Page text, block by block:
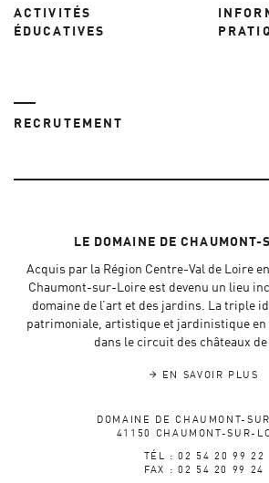
ACTIVITÉS
ÉDUCATIVES
RECRUTEMENT
LE DOMAINE DE CHAUMONT-
Acquis par la Région Centre-Val de Loire
Chaumont-sur-Loire est devenu un lieu
domaine de l’art et des jardins. La triple
patrimoniale, artistique et jardinistique
dans le circuit des châteaux
EN SAVOIR PLUS
DOMAINE DE CHAUMONT-
41150 CHAUMONT-SUR-
TÉL : 02 54 20 99 22
FAX : 02 54 20 99 24